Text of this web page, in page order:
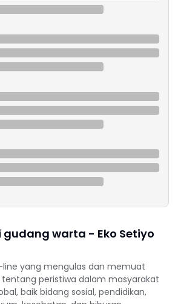
gudang warta - Eko Setiyo
line yang mengulas dan memuat
peristiwa dalam masyarakat
baik bidang sosial, pendidikan,